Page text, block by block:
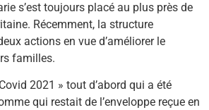
s’est toujours placé au plus près de
Récemment, la structure
actions en vue d’améliorer le
familles.
2021 » tout d’abord qui a été
qui restait de l’enveloppe reçue en